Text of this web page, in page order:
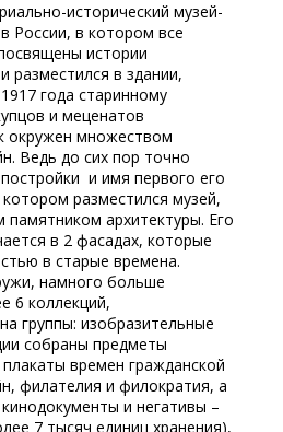
исторический музей-
России, в котором все
истории
разместился в здании,
года старинному
и меценатов
окружен множеством
Ведь до сих пор точно
и имя первого его
разместился музей,
памятником архитектуры. Его
в 2 фасадах, которые
в старые времена.
намного больше
6 коллекций,
группы: изобразительные
собраны предметы
времен гражданской
филателия и филократия, а
и негативы –
7 тысяч единиц хранения),